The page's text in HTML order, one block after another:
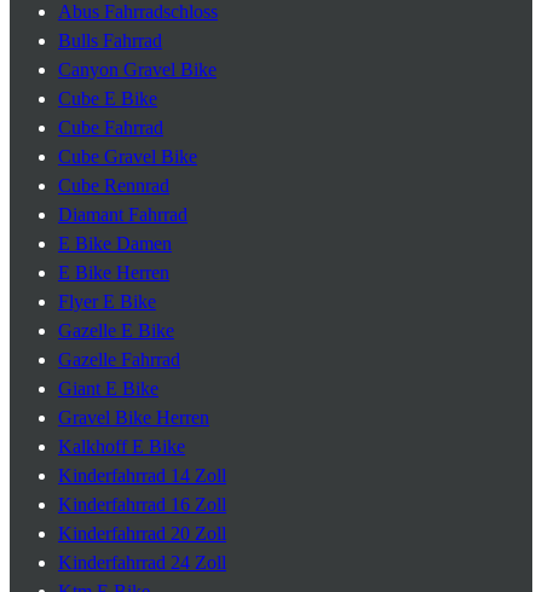
Abus Fahrradschloss
Bulls Fahrrad
Canyon Gravel Bike
Cube E Bike
Cube Fahrrad
Cube Gravel Bike
Cube Rennrad
Diamant Fahrrad
E Bike Damen
E Bike Herren
Flyer E Bike
Gazelle E Bike
Gazelle Fahrrad
Giant E Bike
Gravel Bike Herren
Kalkhoff E Bike
Kinderfahrrad 14 Zoll
Kinderfahrrad 16 Zoll
Kinderfahrrad 20 Zoll
Kinderfahrrad 24 Zoll